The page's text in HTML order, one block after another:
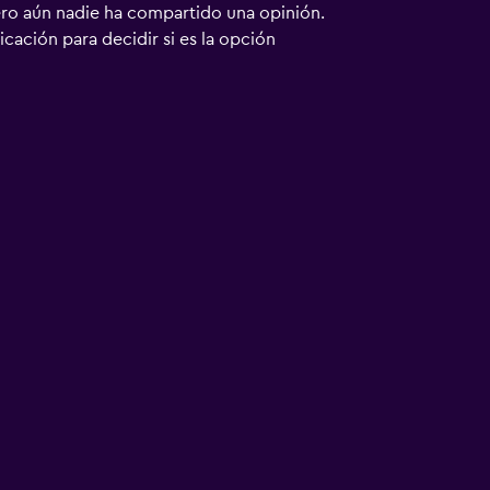
aún nadie ha compartido una opinión.
para decidir si es la opción